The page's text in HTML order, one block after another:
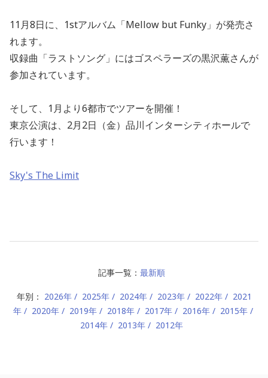
11月8日に、1stアルバム「Mellow but Funky」が発売さ
れます。
収録曲「ラストソング」にはゴスペラーズの黒沢薫さんが
参加されています。
そして、1月より6都市でツアーを開催！
東京公演は、2月2日（金）品川インターシティホールで
行います！
Sky's The Limit
記事一覧： 最新順
年別： 2026年 2025年 2024年 2023年 2022年
2021
年
2020年 2019年 2018年 2017年 2016年
2015年
2014年
2013年 2012年